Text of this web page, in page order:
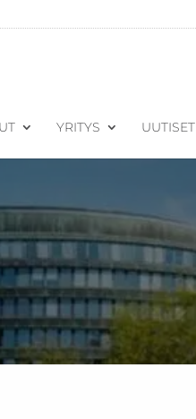
YRITYS UUTISET